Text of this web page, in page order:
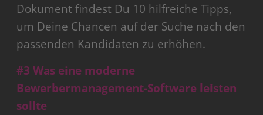
Dokument findest Du 10 hilfreiche Tipps,
um Deine Chancen auf der Suche nach den
passenden Kandidaten zu erhöhen.
#3 Was eine moderne
Bewerbermanagement-Software leisten
sollte